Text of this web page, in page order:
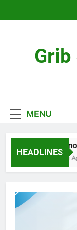
Grib
MENU
HEADLINES
4 Months